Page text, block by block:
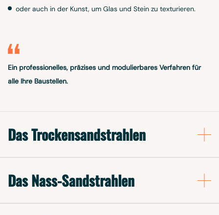
oder auch in der Kunst, um Glas und Stein zu texturieren.
Ein professionelles, präzises und modulierbares Verfahren für
alle Ihre Baustellen.
Das Trockensandstrahlen
Das Nass-Sandstrahlen